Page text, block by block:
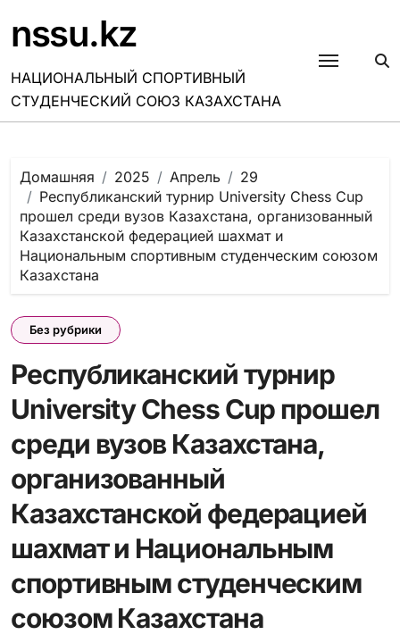
содержанию
nssu.kz
НАЦИОНАЛЬНЫЙ СПОРТИВНЫЙ
СТУДЕНЧЕСКИЙ СОЮЗ КАЗАХСТАНА
Домашняя 2025 Апрель
29
Республиканский турнир University Chess Cup
прошел среди вузов Казахстана, организованный
Казахстанской федерацией шахмат и
Национальным спортивным студенческим союзом
Казахстана
Без рубрики
Республиканский турнир
University Chess Cup прошел
среди вузов Казахстана,
организованный
Казахстанской федерацией
шахмат и Национальным
спортивным студенческим
союзом Казахстана